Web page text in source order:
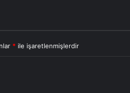
* ile işaretlenmişlerdir